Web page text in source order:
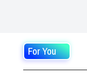
For You